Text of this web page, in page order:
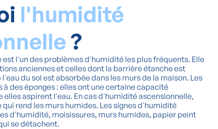
l'humidité
?
l'un des problèmes d'humidité les plus fréquents. Elle
anciennes et celles dont la barrière étanche est
du sol est absorbée dans les murs de la maison. Les
des éponges : elles ont une certaine capacité
aspirent l'eau. En cas d'humidité ascensionnelle,
qui rend les murs humides. Les signes d'humidité
d'humidité, moisissures, murs humides, papier peint
se détachent.